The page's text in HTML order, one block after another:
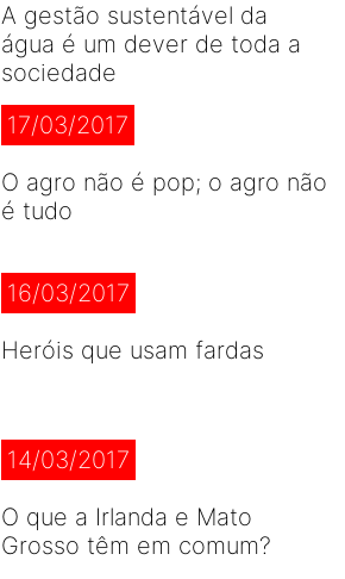
A gestão sustentável da
água é um dever de toda a
sociedade
17/03/2017
O agro não é pop; o agro não
é tudo
16/03/2017
Heróis que usam fardas
14/03/2017
O que a Irlanda e Mato
Grosso têm em comum?